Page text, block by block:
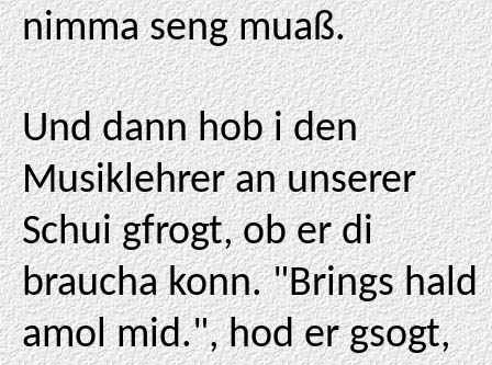
nimma seng muaß.
Und dann hob i den
Musiklehrer an unserer
Schui gfrogt, ob er di
braucha konn. "Brings hald
amol mid.", hod er gsogt,